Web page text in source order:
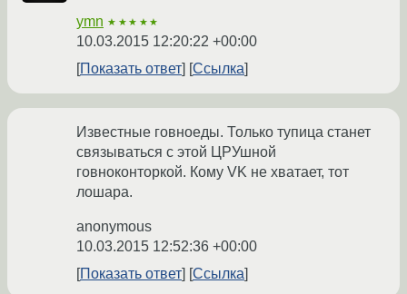
ymn ★★★★★
10.03.2015 12:20:22 +00:00
Показать ответ
Ссылка
Известные говноеды. Только тупица станет
связываться с этой ЦРУшной
говноконторкой. Кому VK не хватает, тот
лошара.
anonymous
10.03.2015 12:52:36 +00:00
Показать ответ
Ссылка